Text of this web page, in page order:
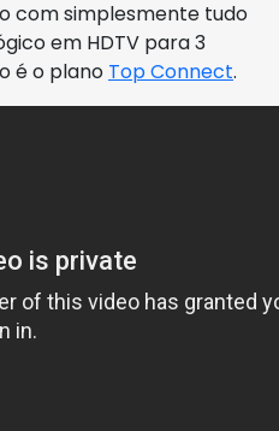
com simplesmente tudo
em HDTV para 3
é o plano Top Connect.